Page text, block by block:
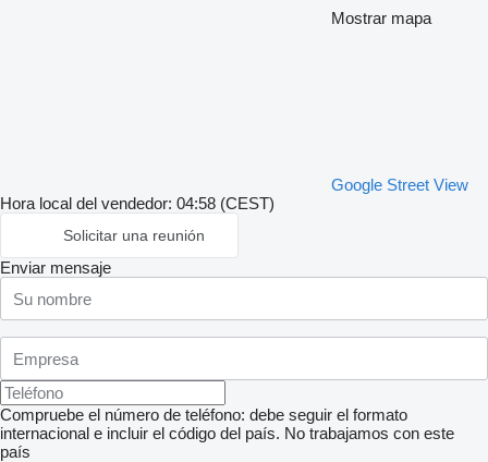
Mostrar mapa
Google Street View
Hora local del vendedor: 04:58 (CEST)
Solicitar una reunión
Enviar mensaje
Compruebe el número de teléfono: debe seguir el formato
internacional e incluir el código del país. No trabajamos con este
país